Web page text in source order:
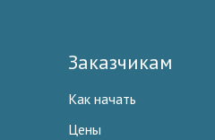
Заказчикам
Как начать
Цены